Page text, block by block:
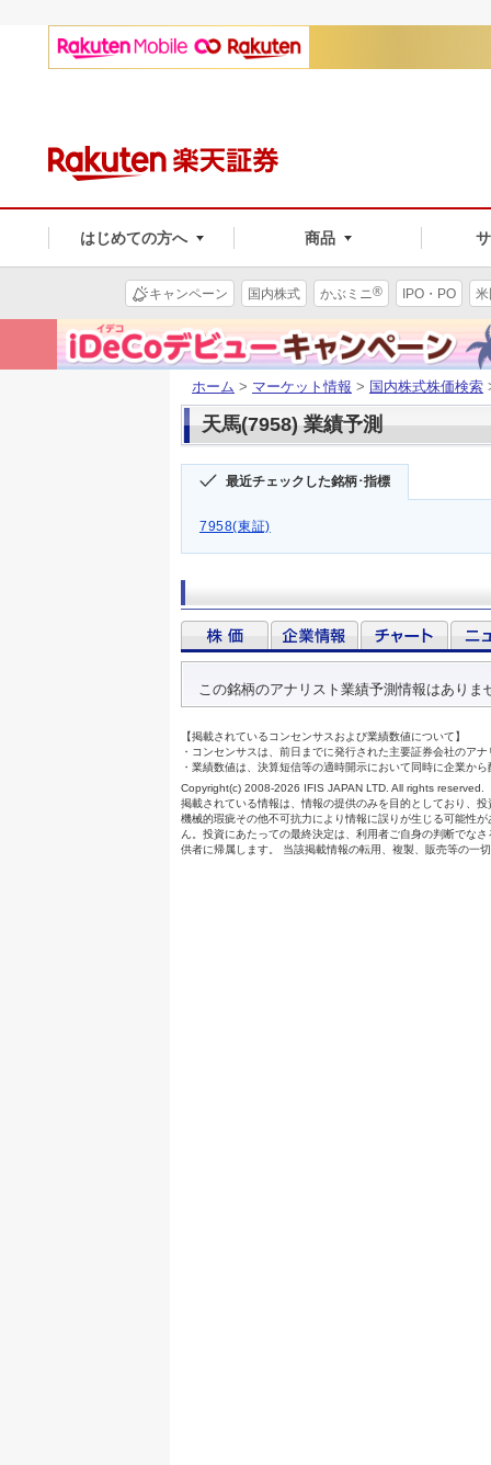
はじめての方へ 商品
キャンペーン 国内株式 かぶミニ® IPO・PO
ホーム > マーケット情報 > 国内株式株価検索
天馬(7958) 業績予測
最近チェックした銘柄･指標
7958(東証)